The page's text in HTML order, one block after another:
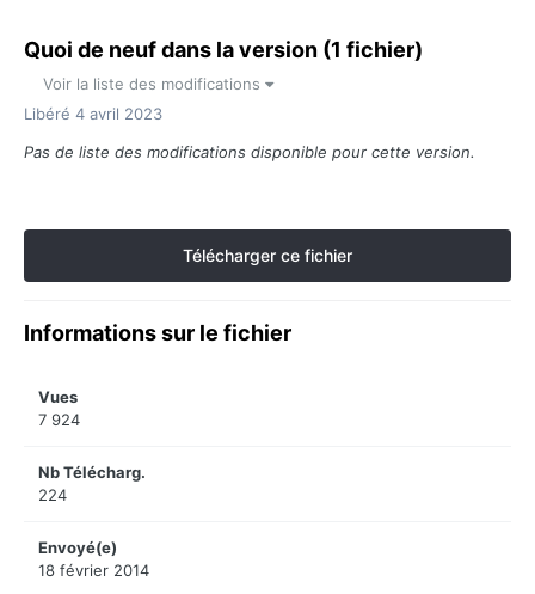
Quoi de neuf dans la version (1 fichier)
Voir la liste des modifications
Libéré 4 avril 2023
Pas de liste des modifications disponible pour cette version.
Télécharger ce fichier
Informations sur le fichier
Vues
7 924
Nb Télécharg.
224
Envoyé(e)
18 février 2014